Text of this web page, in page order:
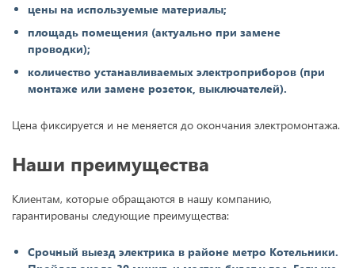
цены на используемые материалы;
площадь помещения (актуально при замене
проводки);
количество устанавливаемых электроприборов (при
монтаже или замене розеток, выключателей).
Цена фиксируется и не меняется до окончания электромонтажа.
Наши преимущества
Клиентам, которые обращаются в нашу компанию,
гарантированы следующие преимущества:
Срочный выезд электрика в районе метро Котельники.